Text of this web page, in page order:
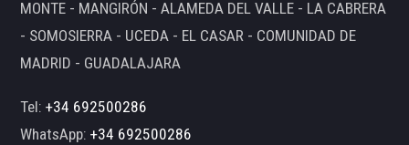
MONTE - MANGIRÓN - ALAMEDA DEL VALLE - LA CABRERA
- SOMOSIERRA - UCEDA - EL CASAR - COMUNIDAD DE
MADRID - GUADALAJARA
Tel:+34 692500286
WhatsApp:+34 692500286